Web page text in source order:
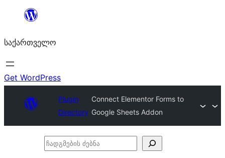
შიგთავსზე
საქართველო
Get WordPress
Plugin
Directory
Connect Elementor Forms to
Google Sheets Addon
ჩადგმების